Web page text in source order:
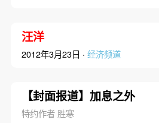
汪洋
2012年3月23日 · 经济频道
【封面报道】加息之外
特约作者 胜寒